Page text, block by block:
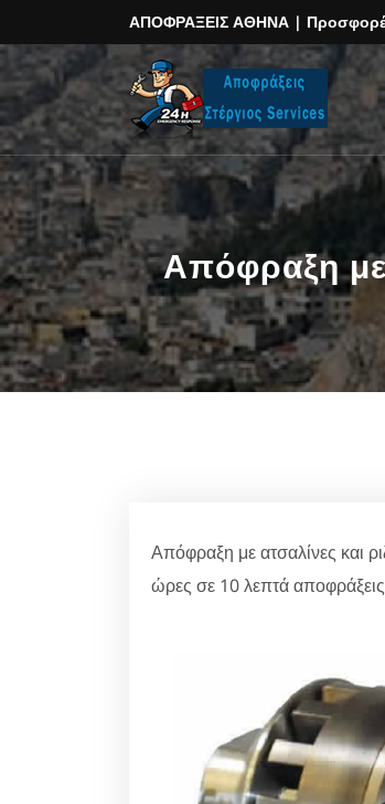
ΑΠΟΦΡΑΞΕΙΣ ΑΘΗΝΑ |
Απόφραξη με
Απόφραξη με ατσαλίνες και
ώρες σε 10 λεπτά